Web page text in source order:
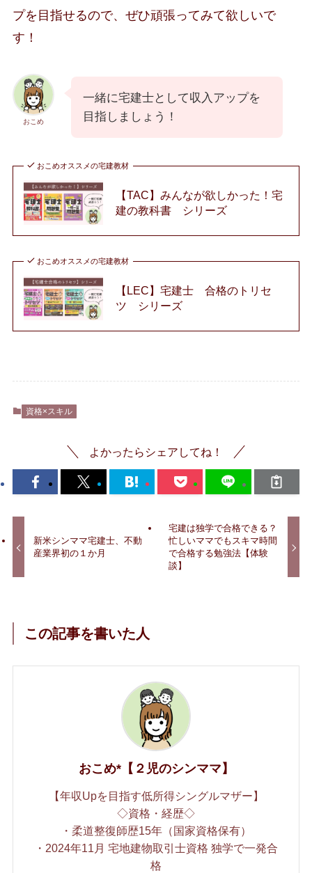
プを目指せるので、ぜひ頑張ってみて欲しいで
す！
おこめ
一緒に宅建士として収入アップを
目指しましょう！
おこめオススメの宅建教材
【TAC】みんなが欲しかった！宅
建の教科書 シリーズ
おこめオススメの宅建教材
【LEC】宅建士 合格のトリセ
ツ シリーズ
資格×スキル
よかったらシェアしてね！
新米シンママ宅建士、不動
産業界初の１か月
宅建は独学で合格できる？
忙しいママでもスキマ時間
で合格する勉強法【体験
談】
この記事を書いた人
おこめ*【２児のシンママ】
【年収Upを目指す低所得シングルマザー】
◇資格・経歴◇
・柔道整復師歴15年（国家資格保有）
・2024年11月 宅地建物取引士資格 独学で一発合
格